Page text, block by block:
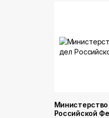
Российской